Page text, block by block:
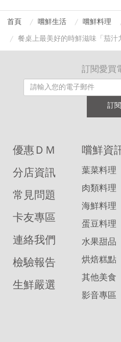
首頁 嚐鮮生活 嚐鮮料理
餐桌上最美好的時鮮滋味「茄汁
訂閱愛買
訂閱
優惠ＤＭ
分店資訊
常見問題
卡友專區
連絡我們
檢驗報告
生鮮嚴選
嚐鮮資
葉菜料理
肉類料理
海鮮料理
蛋豆料理
水果甜品
烘焙糕點
其他美食
影音專區